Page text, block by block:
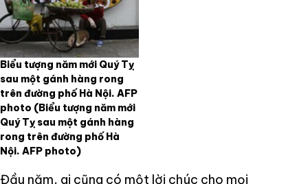
Biểu tượng năm mới Quý Tỵ
sau một gánh hàng rong
trên đường phố Hà Nội. AFP
photo (Biểu tượng năm mới
Quý Tỵ sau một gánh hàng
rong trên đường phố Hà
Nội. AFP photo)
Đầu năm, ai cũng có một lời chúc cho mọi